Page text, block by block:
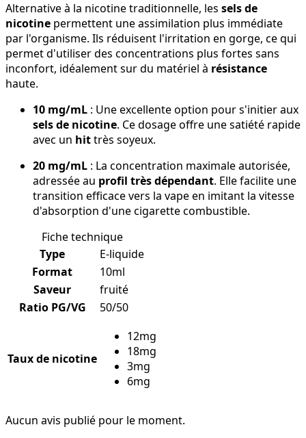
Alternative à la nicotine traditionnelle, les sels de
nicotine permettent une assimilation plus immédiate
par l'organisme. Ils réduisent l'irritation en gorge, ce qui
permet d'utiliser des concentrations plus fortes sans
inconfort, idéalement sur du matériel à résistance
haute.
10 mg/mL : Une excellente option pour s'initier aux
sels de nicotine. Ce dosage offre une satiété rapide
avec un hittrès soyeux.
20 mg/mL : La concentration maximale autorisée,
adressée au profil très dépendant. Elle facilite une
transition efficace vers la vape en imitant la vitesse
d'absorption d'une cigarette combustible.
Fiche technique
Type
E-liquide
Format
10ml
Saveur
fruité
Ratio PG/VG
50/50
Taux de nicotine
12mg
18mg
3mg
6mg
Aucun avis publié pour le moment.